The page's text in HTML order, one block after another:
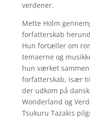
verdener.
Mette Holm
forfatterskab
Hun fortæller om
temaerne og
hun værket
forfatterskab, især
der udkom på
Wonderland og
Tsukuru Tazakis